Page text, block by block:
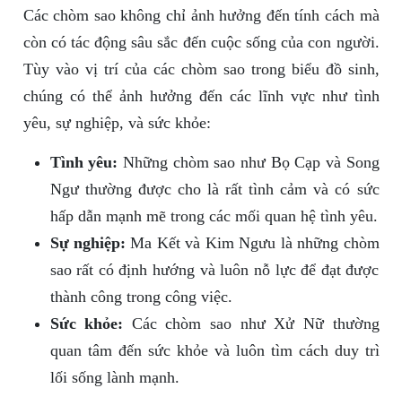
Các chòm sao không chỉ ảnh hưởng đến tính cách mà
còn có tác động sâu sắc đến cuộc sống của con người.
Tùy vào vị trí của các chòm sao trong biểu đồ sinh,
chúng có thể ảnh hưởng đến các lĩnh vực như tình
yêu, sự nghiệp, và sức khỏe:
Tình yêu: Những chòm sao như Bọ Cạp và Song
Ngư thường được cho là rất tình cảm và có sức
hấp dẫn mạnh mẽ trong các mối quan hệ tình yêu.
Sự nghiệp: Ma Kết và Kim Ngưu là những chòm
sao rất có định hướng và luôn nỗ lực để đạt được
thành công trong công việc.
Sức khỏe: Các chòm sao như Xử Nữ thường
quan tâm đến sức khỏe và luôn tìm cách duy trì
lối sống lành mạnh.